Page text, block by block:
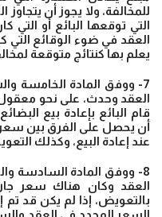
للمخالفة، ولا يجوز أن
التي توقعها البائع أو
العقد في ضوء الوقائع التي
يعلم بها كنتائج متوقعة
7- ووفق المادة الخامسة
العقد وحدث، على نحو
قام البائع بإعادة بيع
أن يحصل على الفرق بين
عند إعادة البيع، وكذلك
8- ووفق المادة السادسة
العقد وكان هناك سعر
بالتعويض، إذا لم يكن قد تم
السعر المحدد في العقد